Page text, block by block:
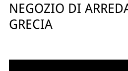
NEGOZIO DI
GRECIA